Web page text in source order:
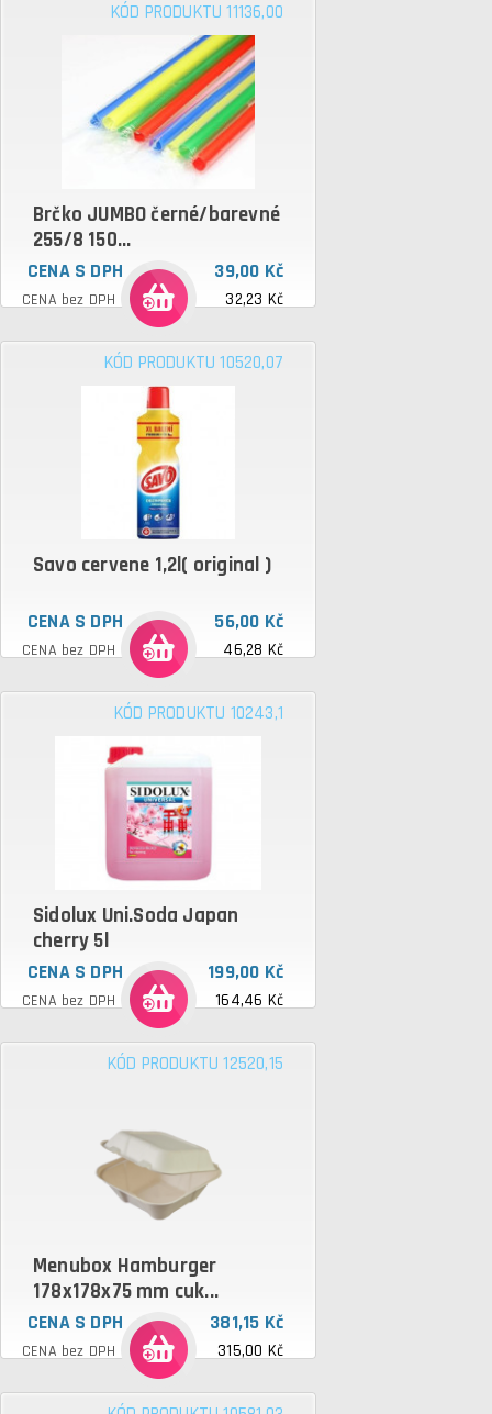
KÓD PRODUKTU 11136,00
Brčko JUMBO černé/barevné
255/8 150...
CENA S DPH 39,00 Kč
CENA bez DPH 32,23 Kč
KÓD PRODUKTU 10520,07
Savo cervene 1,2l( original )
CENA S DPH 56,00 Kč
CENA bez DPH 46,28 Kč
KÓD PRODUKTU 10243,1
Sidolux Uni.Soda Japan
cherry 5l
CENA S DPH 199,00 Kč
CENA bez DPH 164,46 Kč
KÓD PRODUKTU 12520,15
Menubox Hamburger
178x178x75 mm cuk...
CENA S DPH 381,15 Kč
CENA bez DPH 315,00 Kč